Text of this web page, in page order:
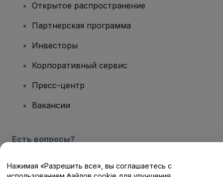
Открытое распространение
Партнерская программа
Инвесторы
Корпоративный сервис
Пресс-центр
Вакансии
Есть вопросы?
Центр помощи / Свяжитесь с нами
Нажимая «Разрешить все», вы соглашаетесь с